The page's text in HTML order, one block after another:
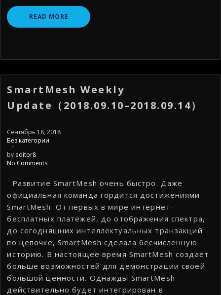
READ MORE
SmartMesh Weekly
Update（2018.09.10–2018.09.14）
Сентябрь 18, 2018
Без категории
-
by editor8
No Comments
Развитие SmartMesh очень быстро. Даже
официальная команда гордится достижениями
SmartMesh. От первых в мире интернет-
бесплатных платежей, до отображения спектра,
до сегодняшних интеллектуальных транзакций
по цепочке, SmartMesh сделала бесчисленную
историю. В настоящее время SmartMesh создает
больше возможностей для демонстрации своей
большой ценности. Однажды SmartMesh
действительно будет интегрирован в